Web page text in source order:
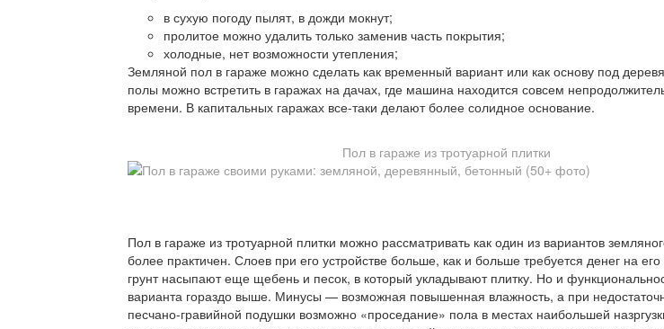
в сухую погоду пылят, в дожди мокнут;
пролитое можно удалить только заменив часть покрытия;
холодные, нет возможности утепления;
Земляной пол в гараже можно сделать как временный вариант или как основу под
полы можно встретить в гаражах на дачах, где машина находится совсем
времени. В капитальных гаражах все-таки делают более солидное основание.
Пол в гараже из тротуарной плитки
Пол в гараже из тротуарной плитки можно рассматривать как один из вариантов
более практичен. Слоев при его устройстве больше, как и больше требуется денег на
грунт насыпают еще щебень и песок, в который укладывают плитку. Но и
варианта гораздо выше. Минусы — возможная повышенная влажность, а при
песчано-гравийной подушки возможно «проседание» пола в местах наибольшей